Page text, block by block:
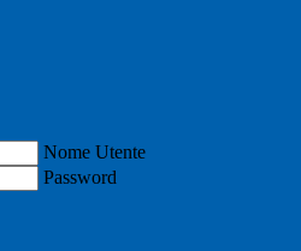
Nome Utente
Password